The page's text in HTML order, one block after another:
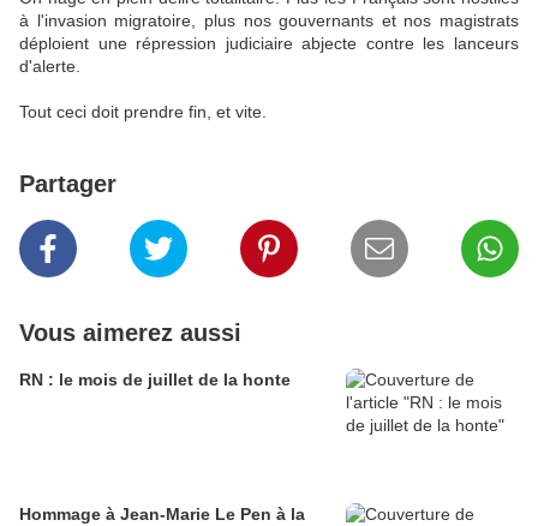
à l'invasion migratoire, plus nos gouvernants et nos magistrats
déploient une répression judiciaire abjecte contre les lanceurs
d'alerte.
Tout ceci doit prendre fin, et vite.
Partager
Vous aimerez aussi
RN : le mois de juillet de la honte
Hommage à Jean-Marie Le Pen à la